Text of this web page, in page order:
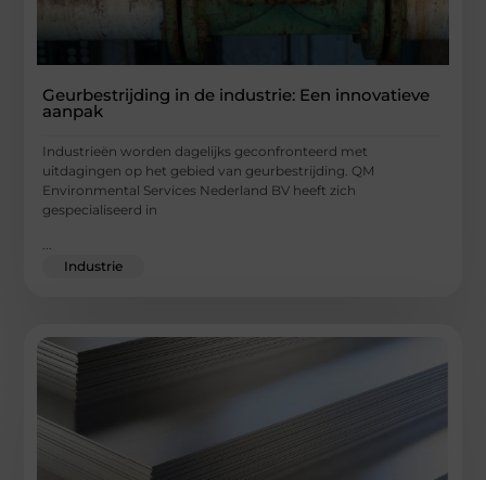
Geurbestrijding in de industrie: Een innovatieve
aanpak
Industrieën worden dagelijks geconfronteerd met
uitdagingen op het gebied van geurbestrijding. QM
Environmental Services Nederland BV heeft zich
gespecialiseerd in
...
Industrie